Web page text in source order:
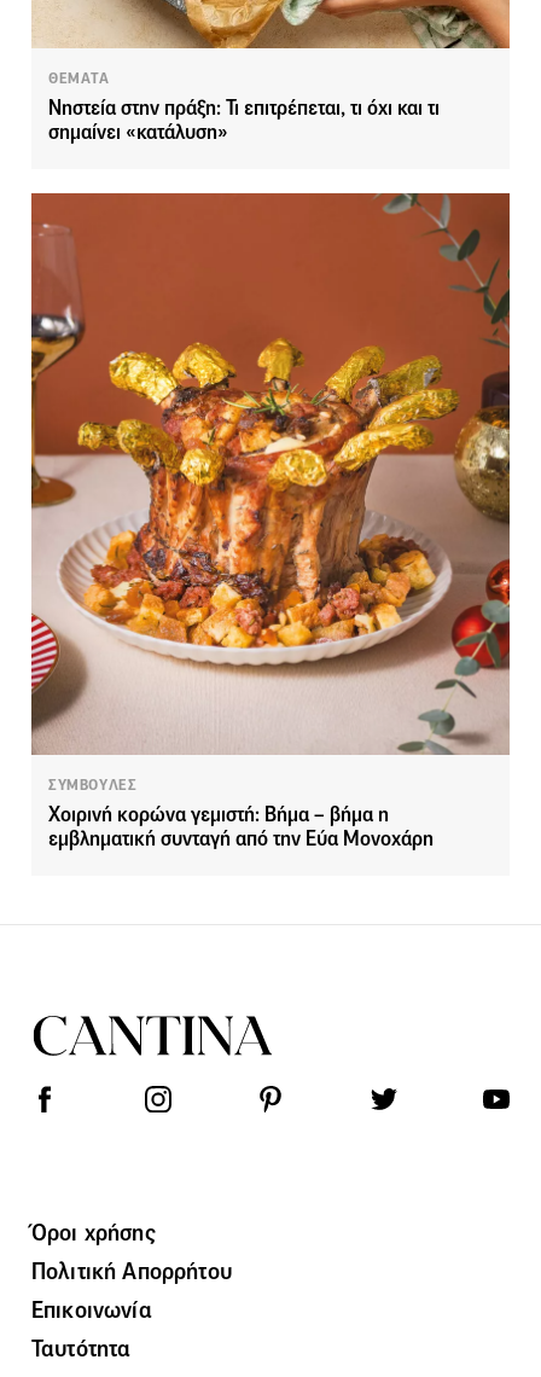
ΘΕΜΑΤΑ
Νηστεία στην πράξη: Τι επιτρέπεται, τι όχι και τι
σημαίνει «κατάλυση»
ΣΥΜΒΟΥΛΕΣ
Χοιρινή κορώνα γεμιστή: Βήμα – βήμα η
εμβληματική συνταγή από την Εύα Μονοχάρη
Όροι χρήσης
Πολιτική Απορρήτου
Επικοινωνία
Ταυτότητα